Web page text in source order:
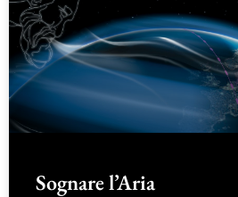
Sognare l’Aria